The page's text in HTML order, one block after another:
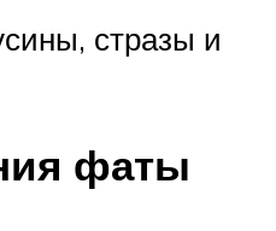
стразы и
фаты